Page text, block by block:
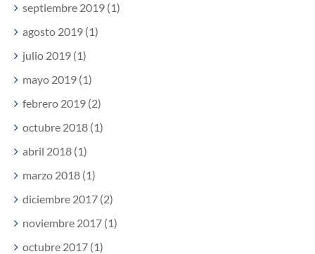
septiembre 2019 (1)
agosto 2019 (1)
julio 2019 (1)
mayo 2019 (1)
febrero 2019 (2)
octubre 2018 (1)
abril 2018 (1)
marzo 2018 (1)
diciembre 2017 (2)
noviembre 2017 (1)
octubre 2017 (1)